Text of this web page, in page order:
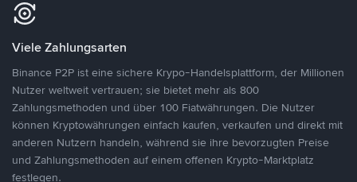
Viele Zahlungsarten
Binance P2P ist eine sichere Krypo-Handelsplattform, der Millionen
Nutzer weltweit vertrauen; sie bietet mehr als 800
Zahlungsmethoden und über 100 Fiatwährungen. Die Nutzer
können Kryptowährungen einfach kaufen, verkaufen und direkt mit
anderen Nutzern handeln, während sie ihre bevorzugten Preise
und Zahlungsmethoden auf einem offenen Krypto-Marktplatz
festlegen.